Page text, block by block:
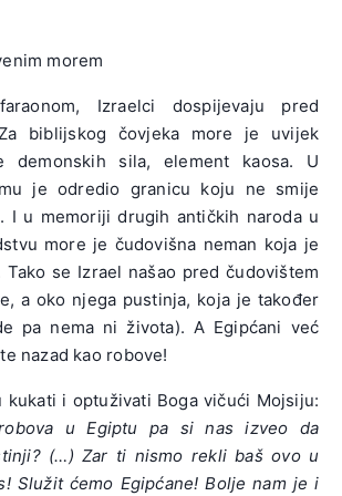
morem
Izraelci dospijevaju pred
biblijskog čovjeka more je uvijek
demonskih sila, element kaosa. U
je odredio granicu koju ne smije
I u memoriji drugih antičkih naroda u
more je čudovišna neman koja je
se Izrael našao pred čudovištem
a oko njega pustinja, koja je također
pa nema ni života). A Egipćani već
nazad kao robove!
kukati i optuživati Boga vičući Mojsiju:
u Egiptu pa si nas izveo da
(…) Zar ti nismo rekli baš ovo u
Služit ćemo Egipćane! Bolje nam je i